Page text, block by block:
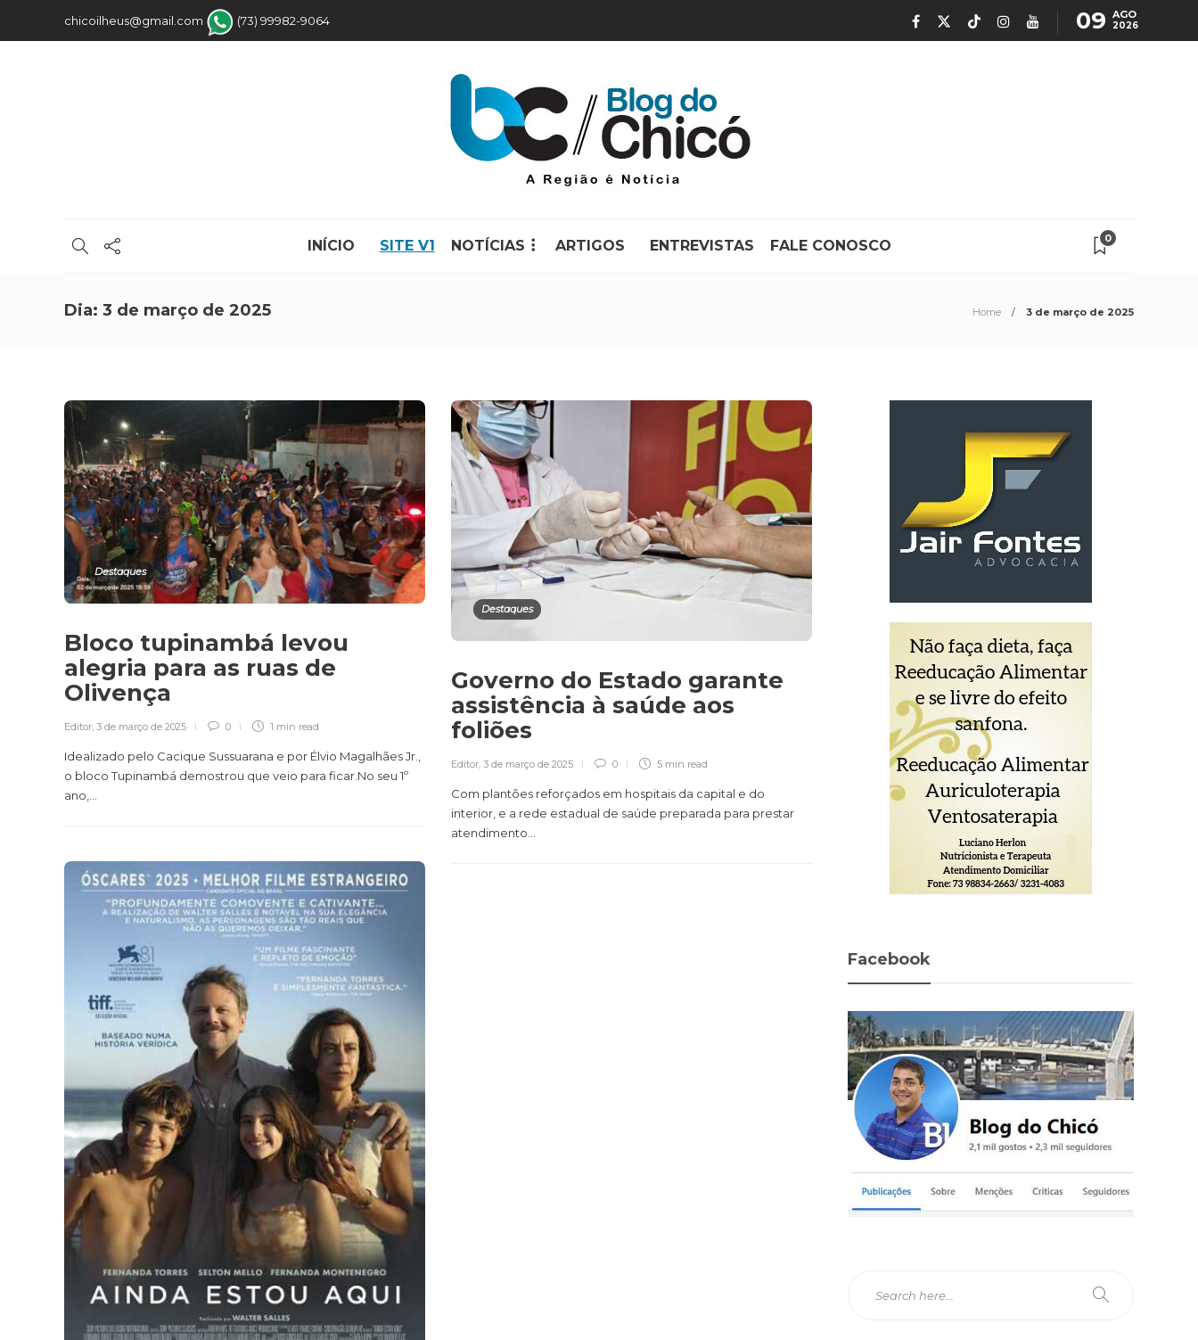
chicoilheus@gmail.com (73) 99982-9064 09 AGO
2026
INÍCIO SITE V1 NOTÍCIAS ARTIGOS ENTREVISTAS FALE CONOSCO 0
Dia: 3 de março de 2025 Home 3 de março de 2025
Destaques
Bloco tupinambá levou
alegria para as ruas de
Olivença
Editor 3 de março de 2025 0 1 min read
Idealizado pelo Cacique Sussuarana e por Élvio Magalhães Jr.,
o bloco Tupinambá demostrou que veio para ficar.No seu 1º
ano,...
Destaques
Governo do Estado garante
assistência à saúde aos
foliões
Editor 3 de março de 2025 0 5 min read
Com plantões reforçados em hospitais da capital e do
interior, e a rede estadual de saúde preparada para prestar
atendimento...
Facebook